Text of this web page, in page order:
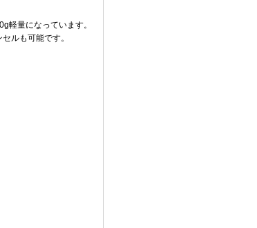
軽量になっています。
ルも可能です。